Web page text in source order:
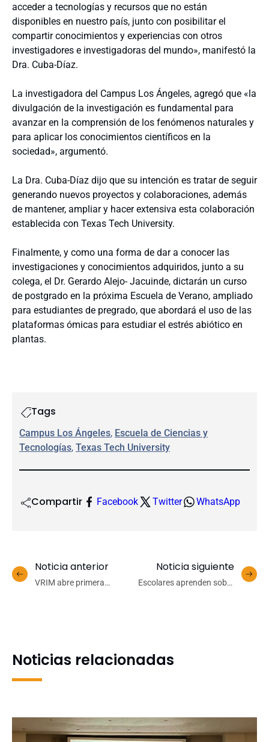
acceder a tecnologías y recursos que no están
disponibles en nuestro país, junto con posibilitar el
compartir conocimientos y experiencias con otros
investigadores e investigadoras del mundo», manifestó la
Dra. Cuba-Díaz.
La investigadora del Campus Los Ángeles, agregó que «la
divulgación de la investigación es fundamental para
avanzar en la comprensión de los fenómenos naturales y
para aplicar los conocimientos científicos en la
sociedad», argumentó.
La Dra. Cuba-Díaz dijo que su intención es tratar de seguir
generando nuevos proyectos y colaboraciones, además
de mantener, ampliar y hacer extensiva esta colaboración
establecida con Texas Tech University.
Finalmente, y como una forma de dar a conocer las
investigaciones y conocimientos adquiridos, junto a su
colega, el Dr. Gerardo Alejo- Jacuinde, dictarán un curso
de postgrado en la próxima Escuela de Verano, ampliado
para estudiantes de pregrado, que abordará el uso de las
plataformas ómicas para estudiar el estrés abiótico en
plantas.
Tags
Campus Los Ángeles, Escuela de Ciencias y
Tecnologías, Texas Tech University
Compartir Facebook Twitter WhatsApp
Noticia anterior
VRIM abre primera
Noticia siguiente
Escolares aprenden sobre
Noticias relacionadas